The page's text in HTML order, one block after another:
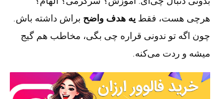
هرچی هست، فقط یه هدف واضح براش داشته باش.
چون اگه تو ندونی قراره چی بگی، مخاطب هم گیج
میشه و ردت می‌کنه.